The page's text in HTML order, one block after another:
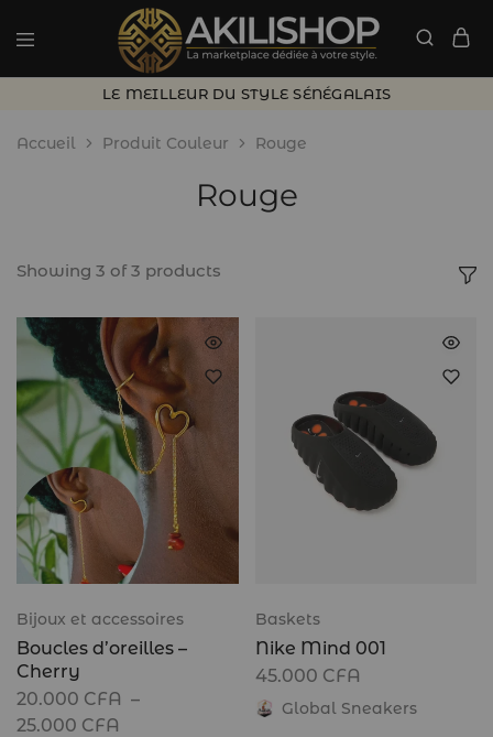
LE MEILLEUR DU STYLE SÉNÉGALAIS
Accueil Produit Couleur Rouge
Rouge
Showing 3 of3 products
Bijoux et accessoires
Boucles d’oreilles –
Cherry
20.000 CFA –
25.000 CFA
Baskets
Nike Mind 001
45.000 CFA
Global Sneakers